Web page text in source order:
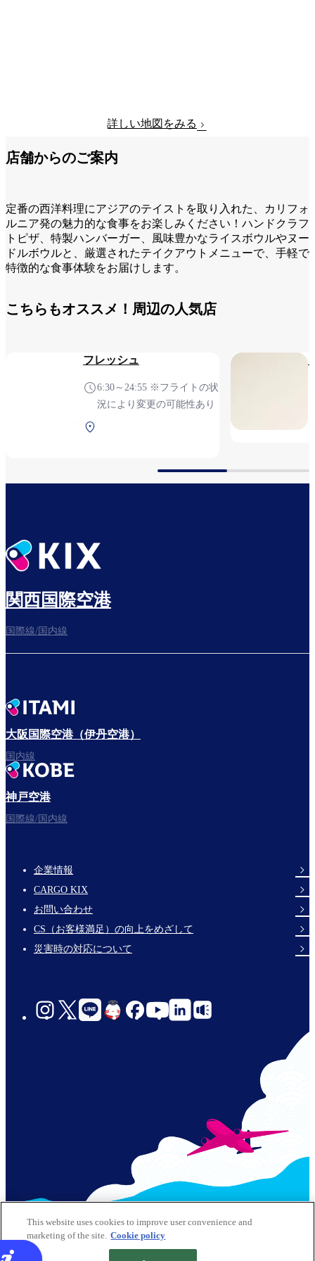
詳しい地図をみる
店舗からのご案内
定番の西洋料理にアジアのテイストを取り入れた、カリフォ
ルニア発の魅力的な食事をお楽しみください！ハンドクラフ
トピザ、特製ハンバーガー、風味豊かなライスボウルやヌー
ドルボウルと、厳選されたテイクアウトメニューで、手軽で
特徴的な食事体験をお届けします。
こちらもオススメ！周辺の人気店
フレッシュ
6:30～24:55 ※フライトの状
況により変更の可能性あり
関西国際空港
国際線/国内線
大阪国際空港（伊丹空港）
国内線
神戸空港
国際線/国内線
Footer
Links
企業情報
CARGO KIX
お問い合わせ
CS（お客様満足）の向上をめざして
災害時の対応について
social-
© 2026 Kansai Airports All Rights Reserved
This website uses cookies to improve user convenience and
marketing of the site. Cookie policy